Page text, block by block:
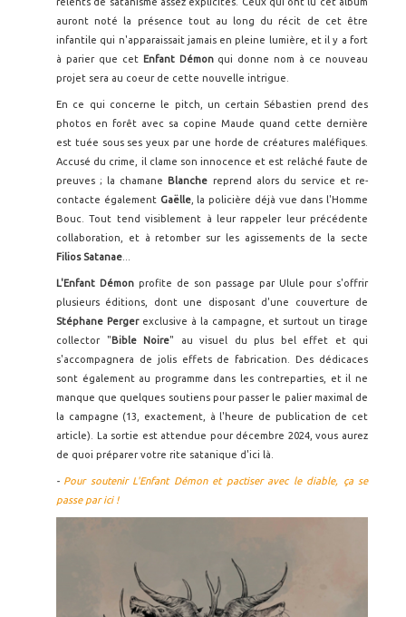
auront noté la présence tout au long du récit de cet être
infantile qui n'apparaissait jamais en pleine lumière, et il y a fort
à parier que cet Enfant Démon qui donne nom à ce nouveau
projet sera au coeur de cette nouvelle intrigue.
En ce qui concerne le pitch, un certain Sébastien prend des
photos en forêt avec sa copine Maude quand cette dernière
est tuée sous ses yeux par une horde de créatures maléfiques.
Accusé du crime, il clame son innocence et est relâché faute de
preuves ; la chamane
Blanche reprend alors du service et re-
contacte également Gaëlle, la policière déjà vue dans l'Homme
Bouc. Tout tend visiblement à leur rappeler leur précédente
collaboration, et à retomber sur les agissements de la secte
Filios Satanae
L'Enfant Démon profite de son passage par Ulule pour s'offrir
plusieurs éditions, dont une disposant d'une couverture de
Stéphane Perger exclusive à la campagne, et surtout un tirage
collector " Bible Noire" au visuel du plus bel effet et qui
s'accompagnera de jolis effets de fabrication. Des dédicaces
sont également au programme dans les contreparties, et il ne
manque que quelques soutiens pour passer le palier maximal de
la campagne (13, exactement, à l'heure de publication de cet
article). La sortie est attendue pour décembre 2024, vous aurez
de quoi préparer votre rite satanique d'ici là.
- Pour soutenir L'Enfant Démon et pactiser avec le diable, ça se
passe par ici !